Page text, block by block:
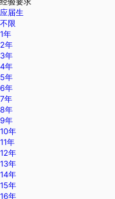
应届生
不限
1年
2年
3年
4年
5年
6年
7年
8年
9年
10年
11年
12年
13年
14年
15年
16年